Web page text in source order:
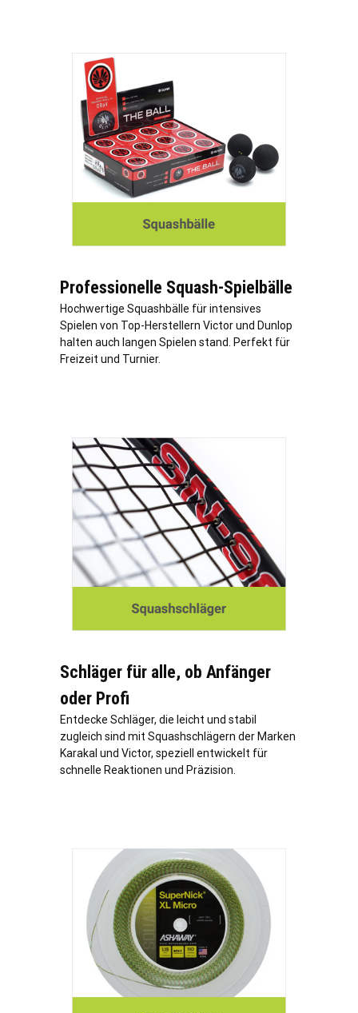
Professionelle Squash-Spielbälle
Hochwertige Squashbälle für intensives
Spielen von Top-Herstellern Victor und Dunlop
halten auch langen Spielen stand. Perfekt für
Freizeit und Turnier.
Schläger für alle, ob Anfänger
oder Profi
Entdecke Schläger, die leicht und stabil
zugleich sind mit Squashschlägern der Marken
Karakal und Victor, speziell entwickelt für
schnelle Reaktionen und Präzision.